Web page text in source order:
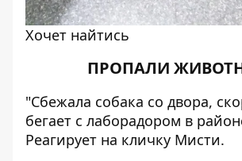
Хочет найтись
ПРОПАЛИ
"Сбежала собака со двора,
бегает с лаборадором в
Реагирует на кличку Мисти.